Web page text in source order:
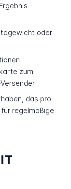
oder
zum
das pro
regelmäßige